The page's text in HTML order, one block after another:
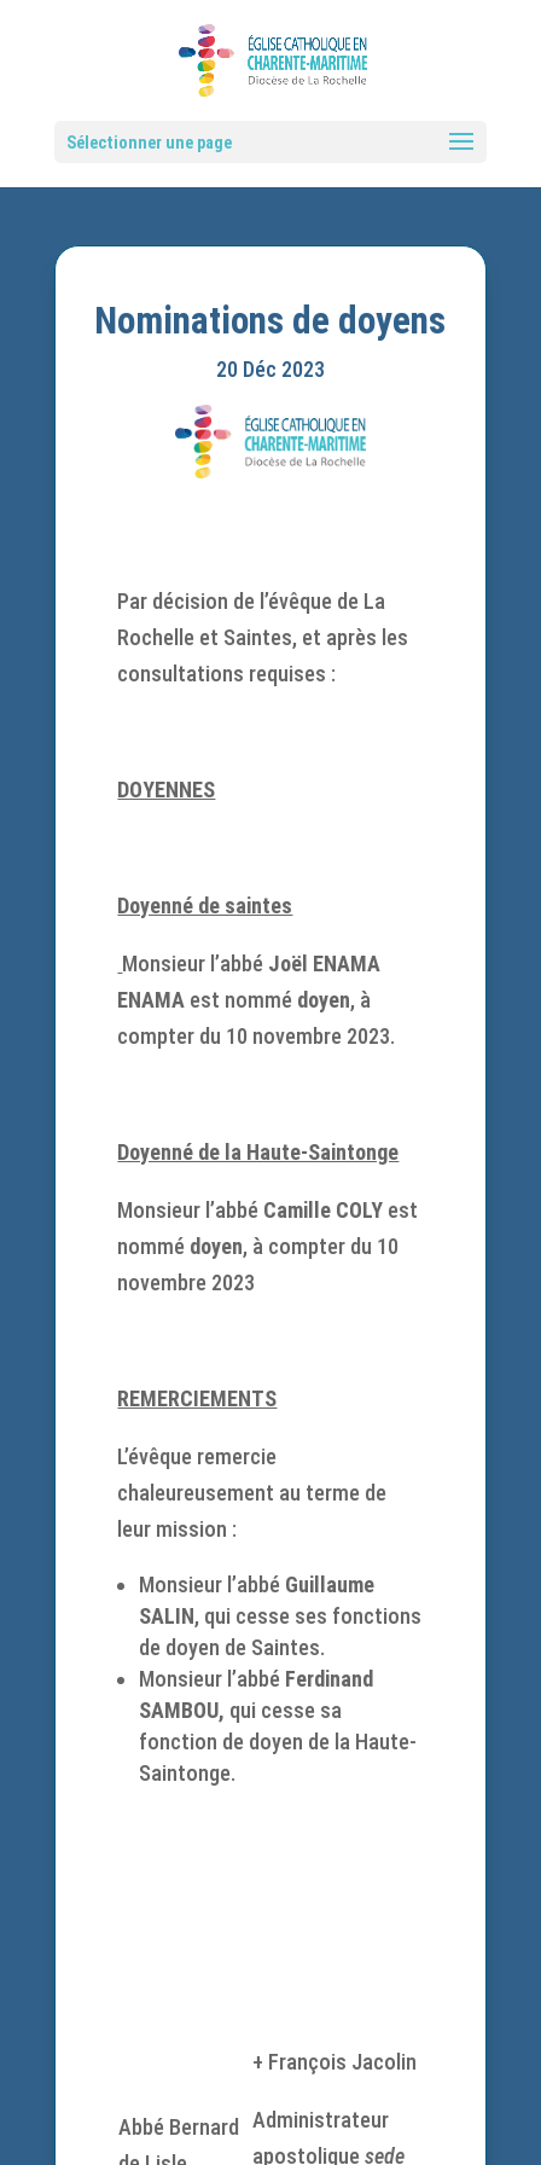
Sélectionner une page
Nominations de doyens
20 Déc 2023
Par décision de l’évêque de La
Rochelle et Saintes, et après les
consultations requises :
DOYENNES
Doyenné de saintes
Monsieur l’abbé Joël ENAMA
ENAMA est nommé doyen, à
compter du 10 novembre 2023.
Doyenné de la Haute-Saintonge
Monsieur l’abbé Camille COLY est
nommé doyen, à compter du 10
novembre 2023
REMERCIEMENTS
L’évêque remercie
chaleureusement au terme de
leur mission :
Monsieur l’abbé Guillaume
SALIN, qui cesse ses fonctions
de doyen de Saintes.
Monsieur l’abbé Ferdinand
SAMBOU, qui cesse sa
fonction de doyen de la Haute-
Saintonge.
Abbé Bernard
+ François Jacolin
Administrateur
apostoliquesede